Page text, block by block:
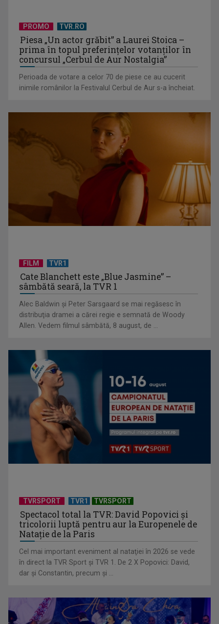
Campionatelor ...
Virtuozitate și sonorităţi populare surprinzătoare, în a doua
Primul Palme d'Or al lui Emir Kusturica este „Filmul de artă”
de duminică, ...
Cum ar fi „Vacanţa în casa din Franţa”? Ne facem o idee
urmărind ...
loialitate și ...
PROMO TVR.RO
Piesa „Un actor grăbit” a Laurei Stoica –
prima în topul preferinţelor votanţilor în
concursul „Cerbul de Aur Nostalgia”
Perioada de votare a celor 70 de piese ce au cucerit
inimile românilor la Festivalul Cerbul de Aur s-a încheiat.
FILM TVR1
Cate Blanchett este „Blue Jasmine” –
sâmbătă seară, la TVR 1
Alec Baldwin şi Peter Sarsgaard se mai regăsesc în
distribuţia dramei a cărei regie e semnată de Woody
Allen. Vedem filmul sâmbătă, 8 august, de ...
TVRSPORT TVR1 TVRSPORT
Spectacol total la TVR: David Popovici și
tricolorii luptă pentru aur la Europenele de
Natație de la Paris
Cel mai important eveniment al nataţiei în 2026 se vede
în direct la TVR Sport şi TVR 1. De 2 X Popovici: David,
dar şi Constantin, precum şi ...